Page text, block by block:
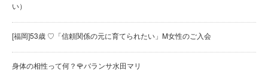
い）
[福岡]53歳 ♡「信頼関係の元に育てられたい」M女性のご入会
身体の相性って何？🌹バランサ水田マリ